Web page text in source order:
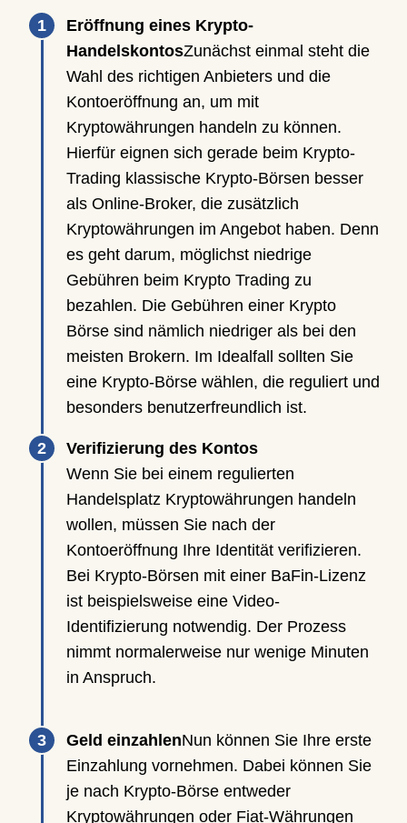
Eröffnung eines Krypto-
HandelskontosZunächst einmal steht die
Wahl des richtigen Anbieters und die
Kontoeröffnung an, um mit
Kryptowährungen handeln zu können.
Hierfür eignen sich gerade beim Krypto-
Trading klassische Krypto-Börsen besser
als Online-Broker, die zusätzlich
Kryptowährungen im Angebot haben. Denn
es geht darum, möglichst niedrige
Gebühren beim Krypto Trading zu
bezahlen. Die Gebühren einer Krypto
Börse sind nämlich niedriger als bei den
meisten Brokern. Im Idealfall sollten Sie
eine Krypto-Börse wählen, die reguliert und
besonders benutzerfreundlich ist.
Verifizierung des Kontos
Wenn Sie bei einem regulierten
Handelsplatz Kryptowährungen handeln
wollen, müssen Sie nach der
Kontoeröffnung Ihre Identität verifizieren.
Bei Krypto-Börsen mit einer BaFin-Lizenz
ist beispielsweise eine Video-
Identifizierung notwendig. Der Prozess
nimmt normalerweise nur wenige Minuten
in Anspruch.
Geld einzahlenNun können Sie Ihre erste
Einzahlung vornehmen. Dabei können Sie
je nach Krypto-Börse entweder
Kryptowährungen oder Fiat-Währungen